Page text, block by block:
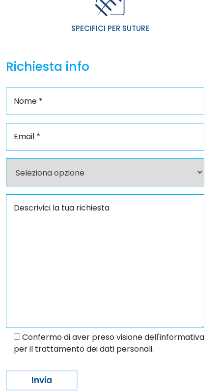
SPECIFICI PER SUTURE
Richiesta info
Confermo di aver preso visione dell'informativa
per il trattamento dei dati personali.